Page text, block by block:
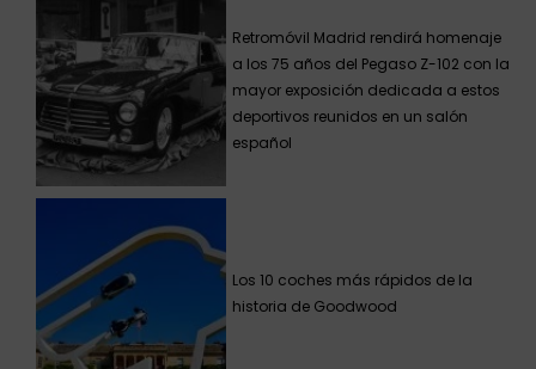
Retromóvil Madrid rendirá homenaje
a los 75 años del Pegaso Z-102 con la
mayor exposición dedicada a estos
deportivos reunidos en un salón
español
Los 10 coches más rápidos de la
historia de Goodwood